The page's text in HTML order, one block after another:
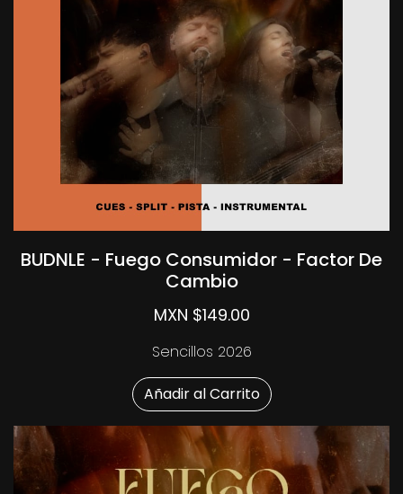
BUDNLE - Fuego Consumidor - Factor De
Cambio
MXN $149.00
Sencillos 2026
Añadir al Carrito